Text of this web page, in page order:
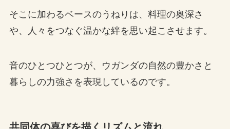
そこに加わるベースのうねりは、料理の奥深さ
や、人々をつなぐ温かな絆を思い起こさせます。
音のひとつひとつが、ウガンダの自然の豊かさと
暮らしの力強さを表現しているのです。